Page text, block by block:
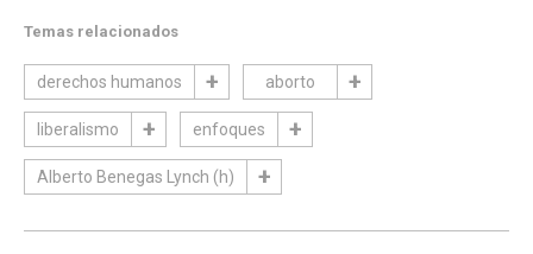
Temas relacionados
derechos humanos aborto
liberalismo enfoques
Alberto Benegas Lynch (h)